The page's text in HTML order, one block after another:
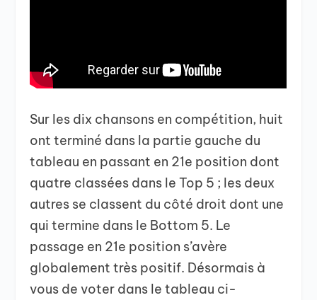
Sur les dix chansons en compétition, huit
ont terminé dans la partie gauche du
tableau en passant en 21e position dont
quatre classées dans le Top 5 ; les deux
autres se classent du côté droit dont une
qui termine dans le Bottom 5. Le
passage en 21e position s’avère
globalement très positif. Désormais à
vous de voter dans le tableau ci-